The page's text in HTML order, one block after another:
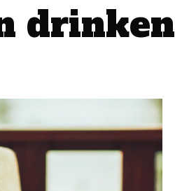
drinken